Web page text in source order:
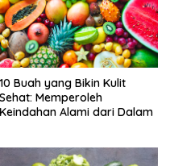
10 Buah yang Bikin Kulit
Sehat: Memperoleh
Keindahan Alami dari Dalam